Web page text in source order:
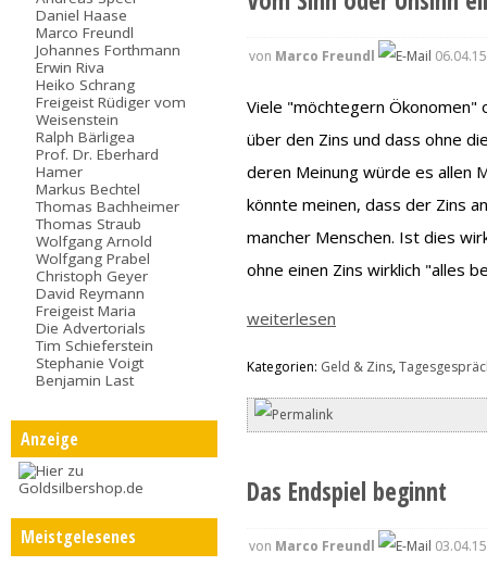
Daniel Haase
Marco Freundl
Johannes Forthmann
Erwin Riva
Heiko Schrang
Freigeist Rüdiger vom
Weisenstein
Ralph Bärligea
Prof. Dr. Eberhard
Hamer
Markus Bechtel
Thomas Bachheimer
Thomas Straub
Wolfgang Arnold
Wolfgang Prabel
Christoph Geyer
David Reymann
Freigeist Maria
Die Advertorials
Tim Schieferstein
Stephanie Voigt
Benjamin Last
Anzeige
Meistgelesenes
von Marco Freundl
Viele "möchtegern
über den Zins und dass ohne
deren Meinung würde es allen
könnte meinen, dass der Zins
mancher Menschen. Ist dies
ohne einen Zins wirklich "alles
weiterlesen
Kategorien: Geld & Zins,
Das Endspiel beginnt
von Marco Freundl